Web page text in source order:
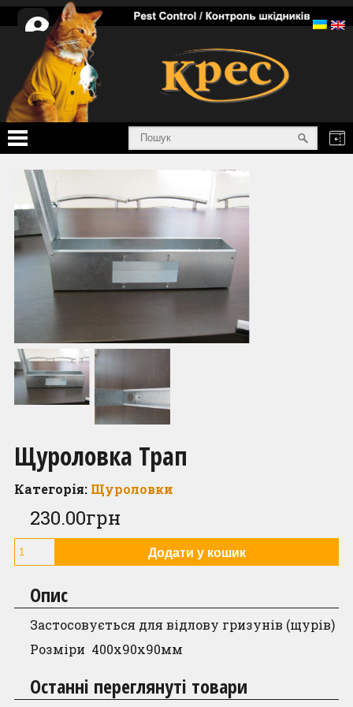
Особистий
кабінет
Головна
Послуги
Товари
Інформація
Сертифікати
Контакти
Щуроловка Трап
Категорія: Щуроловки
230.00грн
Щуроловка
Трап
Додати у кошик
Опис
Застосовується для відлову гризунів (щурів)
Розміри 400х90х90мм
Останні переглянуті товари